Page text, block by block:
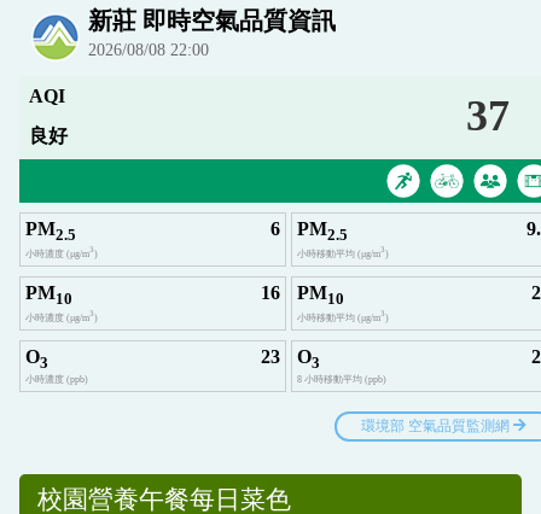
校園營養午餐每日菜色